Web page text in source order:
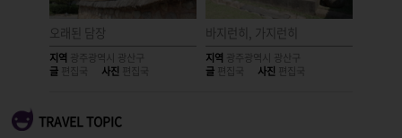
오래된 담장
지역 광주광역시 광산구
글 편집국 사진 편집국
바지런히, 가지런히
지역 광주광역시 광산구
글 편집국 사진 편집국
TRAVEL TOPIC